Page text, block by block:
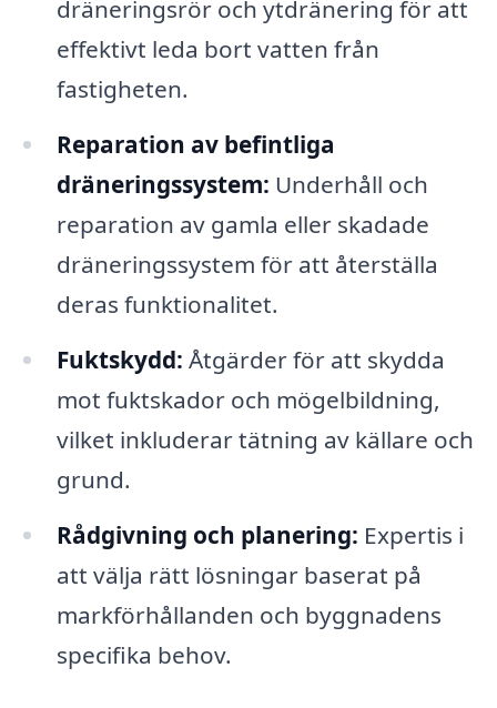
dräneringsrör och ytdränering för att
effektivt leda bort vatten från
fastigheten.
Reparation av befintliga
dräneringssystem: Underhåll och
reparation av gamla eller skadade
dräneringssystem för att återställa
deras funktionalitet.
Fuktskydd: Åtgärder för att skydda
mot fuktskador och mögelbildning,
vilket inkluderar tätning av källare och
grund.
Rådgivning och planering: Expertis i
att välja rätt lösningar baserat på
markförhållanden och byggnadens
specifika behov.